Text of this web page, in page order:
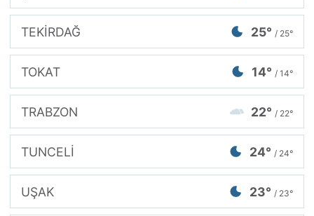
TEKİRDAĞ 25° / 25°
TOKAT 14° / 14°
TRABZON 22° / 22°
TUNCELİ 24° / 24°
UŞAK 23° / 23°